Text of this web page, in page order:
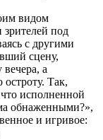
видом
зрителей под
с другими
сцену,
а
Так,
исполненной
обнаженными?»,
и игривое: